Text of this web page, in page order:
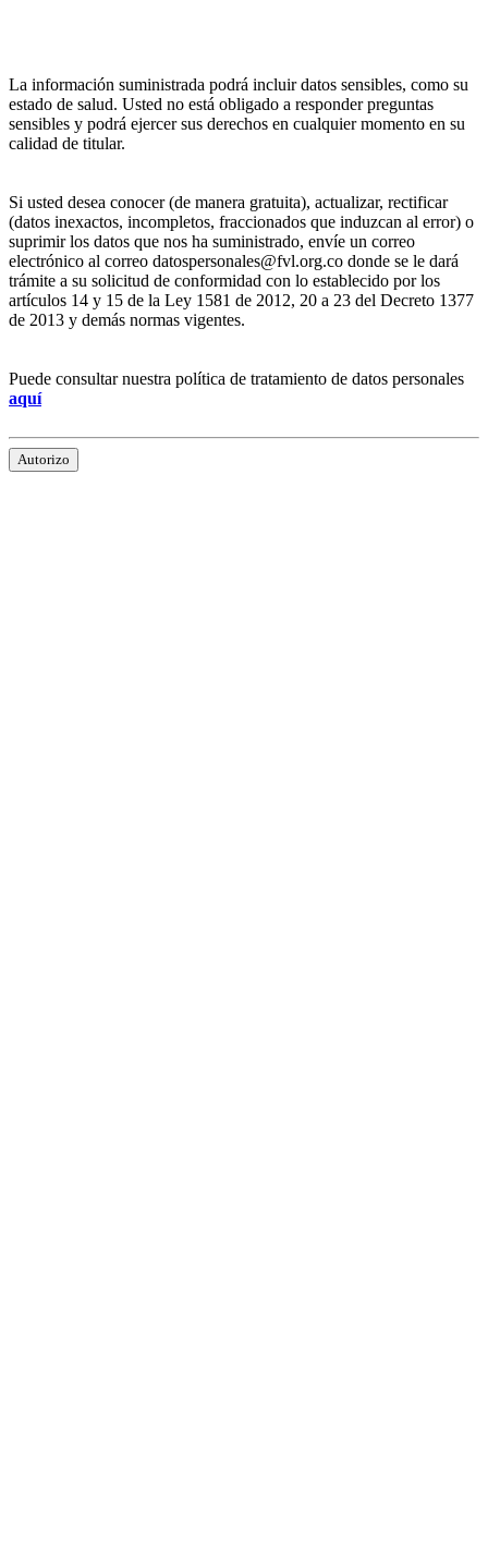
La información suministrada podrá incluir datos sensibles, como su
estado de salud. Usted no está obligado a responder preguntas
sensibles y podrá ejercer sus derechos en cualquier momento en su
calidad de titular.
Si usted desea conocer (de manera gratuita), actualizar, rectificar
(datos inexactos, incompletos, fraccionados que induzcan al error) o
suprimir los datos que nos ha suministrado, envíe un correo
electrónico al correo datospersonales@fvl.org.co donde se le dará
trámite a su solicitud de conformidad con lo establecido por los
artículos 14 y 15 de la Ley 1581 de 2012, 20 a 23 del Decreto 1377
de 2013 y demás normas vigentes.
Puede consultar nuestra política de tratamiento de datos personales
aquí
Autorizo